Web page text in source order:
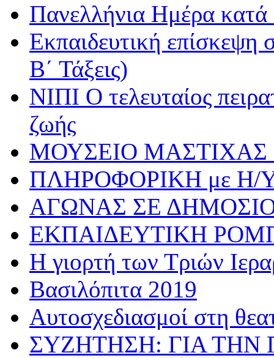
Πανελλήνια Ημέρα κατά
Εκπαιδευτική επίσκεψη
Β΄ Τάξεις)
ΝΙΠΙ Ο τελευταίος
ζωής
ΜΟΥΣΕΙΟ ΜΑΣΤΙΧΑΣ
ΠΛΗΡΟΦΟΡΙΚΗ με Η/
ΑΓΩΝΑΣ ΣΕ
ΕΚΠΑΙΔΕΥΤΙΚΗ
Η γιορτή των Τριών
Βασιλόπιτα 2019
Αυτοσχεδιασμοί στη
ΣΥΖΗΤΗΣΗ: ΓΙΑ ΤΗΝ